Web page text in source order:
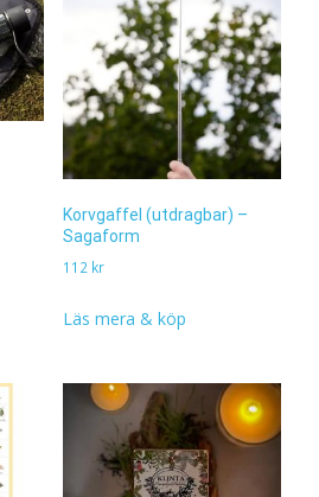
Korvgaffel (utdragbar) –
Sagaform
112 kr
Läs mera & köp